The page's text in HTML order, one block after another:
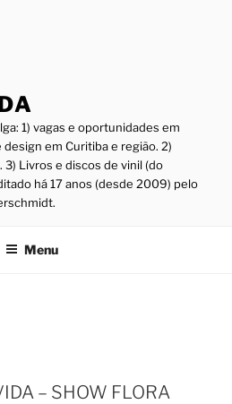
1) vagas e oportunidades em
em Curitiba e região. 2)
3) Livros e discos de vinil (do
há 17 anos (desde 2009) pelo
Menu
– SHOW FLORA